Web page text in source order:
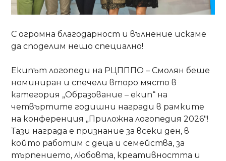
С огромна благодарност и вълнение искаме
да споделим нещо специално!
Екипът логопеди на РЦПППО – Смолян беше
номиниран и спечели второ място в
категория „Образование – екип“ на
четвъртите годишни награди в рамките
на конференция „Приложна логопедия 2026"!
Тази награда е признание за всеки ден, в
който работим с деца и семейства, за
търпението, любовта, креативността и